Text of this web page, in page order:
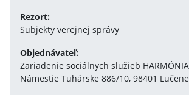
Rezort:
Subjekty verejnej správy
Objednávateľ:
Zariadenie sociálnych služieb HARMÓNIA
Námestie Tuhárske 886/10, 98401